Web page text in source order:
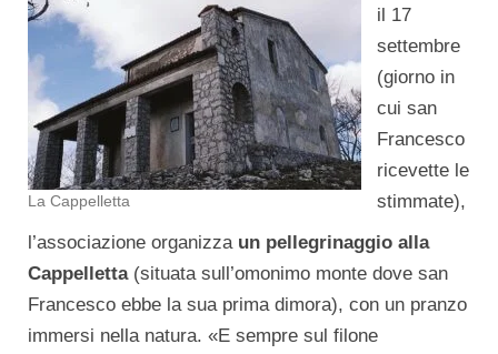
La Cappelletta
il 17
settembre
(giorno in
cui san
Francesco
ricevette le
stimmate),
l’associazione organizza un pellegrinaggio alla
Cappelletta(situata sull’omonimo monte dove san
Francesco ebbe la sua prima dimora), con un pranzo
immersi nella natura. «E sempre sul filone